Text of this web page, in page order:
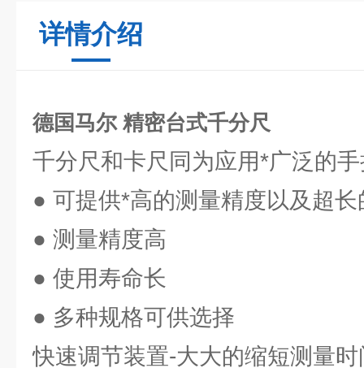
详情介绍
德国马尔 精密台式千分尺
千分尺和卡尺同为应用*广泛的
● 可提供*高的测量精度以及超
● 测量精度高
● 使用寿命长
● 多种规格可供选择
快速调节装置-大大的缩短测量时